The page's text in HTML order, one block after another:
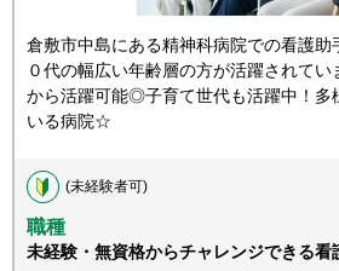
倉敷市中島にある精神科病院での看護
０代の幅広い年齢層の方が活躍されて
から活躍可能◎子育て世代も活躍中！多
いる病院☆
(未経験者可)
職種
未経験・無資格からチャレンジできる看